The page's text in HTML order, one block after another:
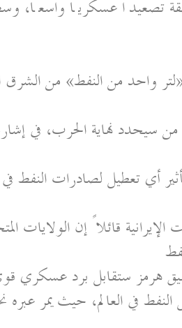
تصعيدًا عسكريًا واسعًا،
واحد من النفط» من الشرق
نهاية الحرب، في
أي تعطيل لصادرات النفط في
قائلاً إن الولايات
هرمز ستقابل برد عسكري
في العالم، حيث يمر